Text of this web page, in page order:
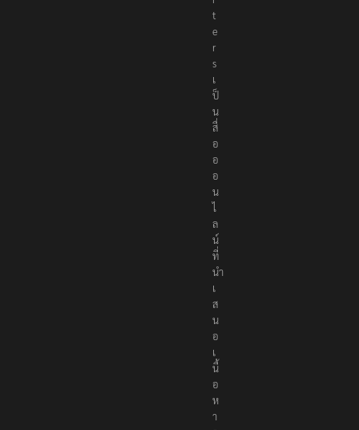
t
e
r
s
เ
ป็
น
สื่
อ
อ
อ
น
ไ
ล
น์
ที่
นำ
เ
ส
น
อ
เ
นื้
อ
ห
า